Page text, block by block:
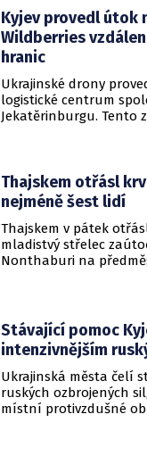
Kyjev provedl útok
Wildberries
hranic
Ukrajinské drony
logistické centrum
Jekatěrinburgu. Tento
RWB, který řídí
Thajskem otřásl
nejméně šest lidí
Thajskem v pátek
mladistvý střelec
Nonthaburi na
Stávající pomoc
intenzivnějším
Ukrajinská města čelí
ruských ozbrojených
místní protivzdušné